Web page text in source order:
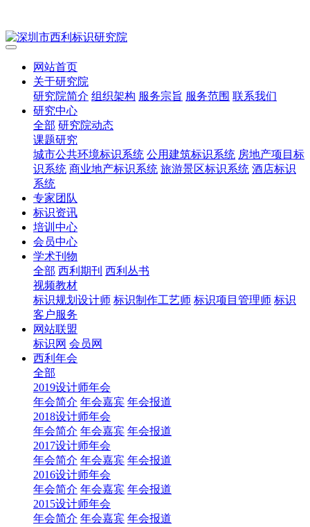
网站首页
关于研究院
研究院简介 组织架构 服务宗旨 服务范围 联系我们
研究中心
全部 研究院动态
课题研究
城市公共环境标识系统 公用建筑标识系统 房地产项目标
识系统 商业地产标识系统 旅游景区标识系统 酒店标识
系统
专家团队
标识资讯
培训中心
会员中心
学术刊物
全部 西利期刊 西利丛书
视频教材
标识规划设计师 标识制作工艺师 标识项目管理师 标识
客户服务
网站联盟
标识网 会员网
西利年会
全部
2019设计师年会
年会简介 年会嘉宾 年会报道
2018设计师年会
年会简介 年会嘉宾 年会报道
2017设计师年会
年会简介 年会嘉宾 年会报道
2016设计师年会
年会简介 年会嘉宾 年会报道
2015设计师年会
年会简介 年会嘉宾 年会报道